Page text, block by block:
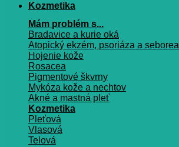
Kozmetika
Mám problém s...
Bradavice a kurie oká
Atopický ekzém, psoriáza a seborea
Hojenie kože
Rosacea
Pigmentové škvrny
Mykóza kože a nechtov
Akné a mastná pleť
Kozmetika
Pleťová
Vlasová
Telová